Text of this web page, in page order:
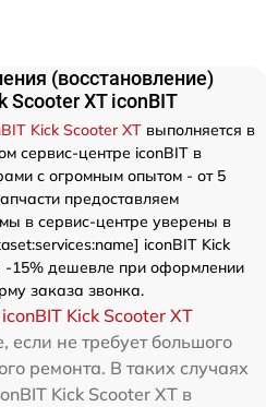
(восстановление)
Scooter XT iconBIT
Kick Scooter XT выполняется в
сервис-центре iconBIT в
с огромным опытом - от 5
предоставляем
в сервис-центре уверены в
iconBIT Kick
-15% дешевле при оформлении
заказа звонка.
Kick Scooter XT
если не требует большого
ремонта. В таких случаях
Kick Scooter XT в